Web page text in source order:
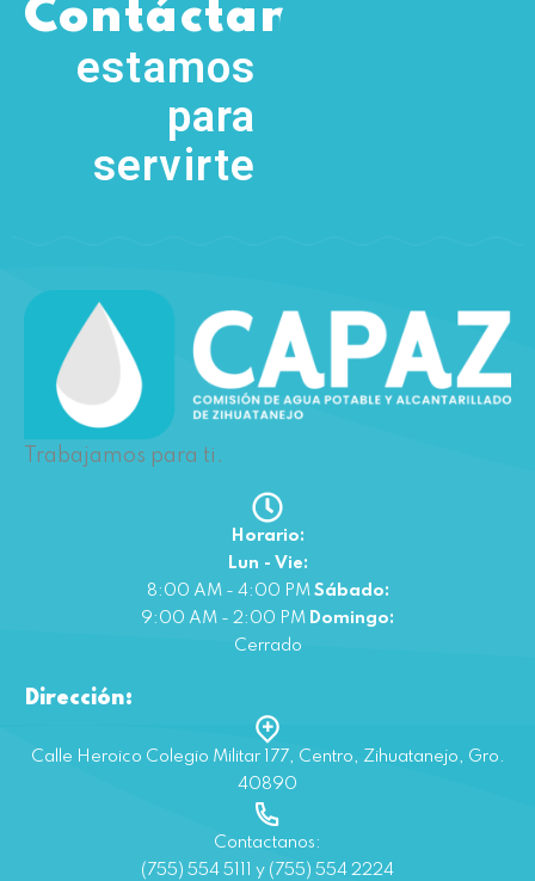
Contáctanos
estamos
para
servirte
Trabajamos para ti.
Horario:
Lun - Vie:
8:00 AM - 4:00 PM Sábado:
9:00 AM - 2:00 PM Domingo:
Cerrado
Dirección:
Calle Heroico Colegio Militar 177, Centro, Zihuatanejo, Gro.
40890
Contactanos:
(755) 554 5111 y (755) 554 2224